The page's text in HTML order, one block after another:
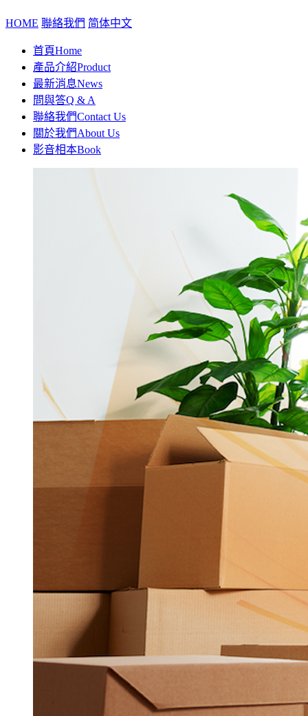
HOME 聯絡我們 简体中文
首頁Home
產品介紹Product
最新消息News
問與答Q & A
聯絡我們Contact Us
關於我們About Us
影音相本Book